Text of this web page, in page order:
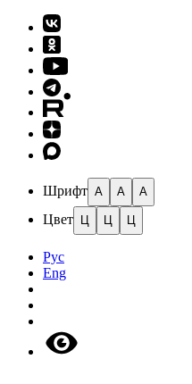
Шрифт A A A
Цвет Ц Ц Ц
Рус
Eng